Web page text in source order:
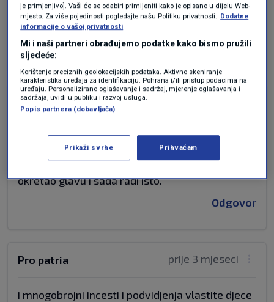
zlu… ima ih još. Samo ste zagrebali sa ovom
temom. Zlo je dostiglo svoj vrhunac
Odgovor
Robin Hood
Toliko su se raspisali puno toga napisali a glavno
zatajili, zapravo tek sad izlazi na vidjelo izraelski
okretao glavu i sada radi isto.
Odgovor
prije 3 mjeseci
Pro patria
i mnogobrojni incesti i podvidjenja vlastite djece
je primjenjivo]. Vaši će se odabiri primijeniti kako je opisano u dijelu Web-
mjesto. Za više pojedinosti pogledajte našu Politiku privatnosti. Dodatne
informacije o vašoj privatnosti
Mi i naši partneri obrađujemo podatke kako bismo pružili
sljedeće:
Korištenje preciznih geolokacijskih podataka. Aktivno skeniranje
karakteristika uređaja za identifikaciju. Pohrana i/ili pristup podacima na
uređaju. Personalizirano oglašavanje i sadržaj, mjerenje oglašavanja i
sadržaja, uvidi u publiku i razvoj usluga.
Popis partnera (dobavljača)
Prikaži svrhe Prihvaćam